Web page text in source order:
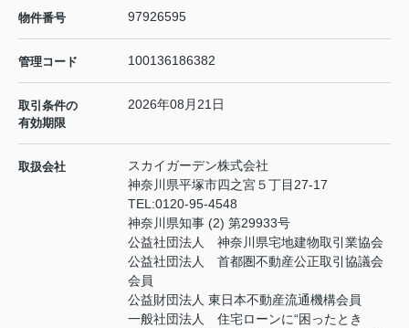
物件番号 97926595
管理コード 100136186382
取引条件の
有効期限
2026年08月21日
取扱会社
スカイガーデン株式会社
神奈川県平塚市四之宮５丁目27-17
TEL:0120-95-4548
神奈川県知事 (2) 第29933号
公益社団法人 神奈川県宅地建物取引業協会
公益社団法人 首都圏不動産公正取引協議会
会員
公益財団法人 東日本不動産流通機構会員
一般社団法人 住宅ローンに“困ったとき